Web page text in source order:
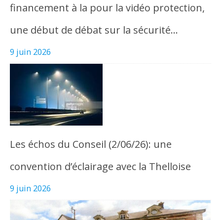
financement à la pour la vidéo protection,
une début de débat sur la sécurité…
9 juin 2026
Les échos du Conseil (2/06/26): une
convention d’éclairage avec la Thelloise
9 juin 2026